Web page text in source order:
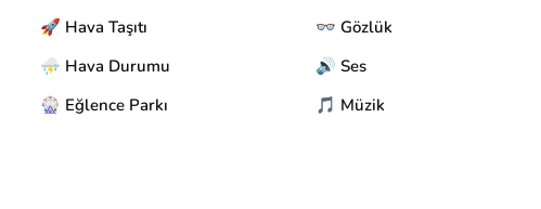
🚀 Hava Taşıtı
⛈️ Hava Durumu
🎡 Eğlence Parkı
👓 Gözlük
🔊 Ses
🎵 Müzik